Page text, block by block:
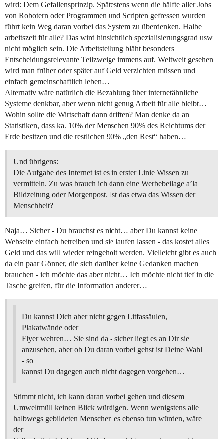
wird: Dem Gefallensprinzip. Spätestens wenn die hälfte aller Jobs
von Robotern oder Programmen und Scripten gefressen wurden
führt kein Weg daran vorbei das System zu überdenken. Halbe
arbeitszeit für alle? Das wird hinsichtlich spezialisierungsgrad usw
nicht möglich sein. Die Arbeitsteilung bläht besonders
Entscheidungsrelevante Teilzweige immens auf. Weltweit gesehen
wird man früher oder später auf Geld verzichten müssen und
einfach gemeinschaftlich leben…
Alternativ wäre natürlich die Bezahlung über internetähnliche
Systeme denkbar, aber wenn nicht genug Arbeit für alle bleibt…
Wohin sollte die Wirtschaft dann driften? Man denke da an
Statistiken, dass ka. 10% der Menschen 90% des Reichtums der
Erde besitzen und die restlichen 90% „den Rest“ haben…
Und übrigens:
Die Aufgabe des Internet ist es in erster Linie Wissen zu
vermitteln. Zu was brauch ich dann eine Werbebeilage a’la
Bildzeitung oder Morgenpost. Ist das etwa das Wissen der
Menschheit?
Naja… Sicher - Du brauchst es nicht… aber Du kannst keine
Webseite einfach betreiben und sie laufen lassen - das kostet alles
Geld und das will wieder reingeholt werden. Vielleicht gibt es auch
da ein paar Gönner, die sich darüber keine Gedanken machen
brauchen - ich möchte das aber nicht… Ich möchte nicht tief in die
Tasche greifen, für die Information anderer…
Du kannst Dich aber nicht gegen Litfassäulen,
Plakatwände oder
Flyer wehren… Sie sind da - sicher liegt es an Dir sie
anzusehen, aber ob Du daran vorbei gehst ist Deine Wahl
- so
kannst Du dagegen auch nicht dagegen vorgehen…
Stimmt nicht, ich kann daran vorbei gehen und diesem
Umweltmüll keinen Blick würdigen. Wenn wenigstens alle
halbwegs gebildeten Menschen es ebenso tun würden, wäre
der